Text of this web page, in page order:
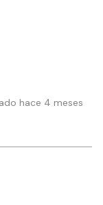
hace 4 meses